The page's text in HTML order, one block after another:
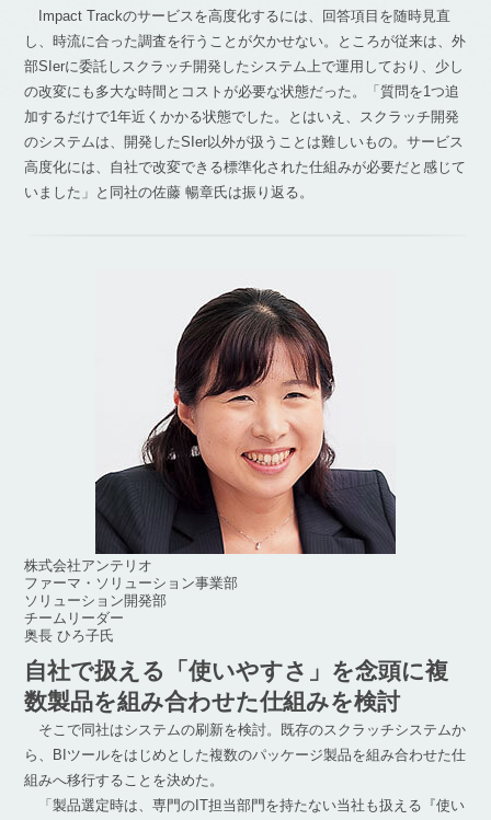
Impact Trackのサービスを高度化するには、回答項目を随時見直
し、時流に合った調査を行うことが欠かせない。ところが従来は、外
部SIerに委託しスクラッチ開発したシステム上で運用しており、少し
の改変にも多大な時間とコストが必要な状態だった。「質問を1つ追
加するだけで1年近くかかる状態でした。とはいえ、スクラッチ開発
のシステムは、開発したSIer以外が扱うことは難しいもの。サービス
高度化には、自社で改変できる標準化された仕組みが必要だと感じて
いました」と同社の佐藤 暢章氏は振り返る。
株式会社アンテリオ
ファーマ・ソリューション事業部
ソリューション開発部
チームリーダー
奥長 ひろ子氏
自社で扱える「使いやすさ」を念頭に複
数製品を組み合わせた仕組みを検討
そこで同社はシステムの刷新を検討。既存のスクラッチシステムか
ら、BIツールをはじめとした複数のパッケージ製品を組み合わせた仕
組みへ移行することを決めた。
「製品選定時は、専門のIT担当部門を持たない当社も扱える『使い